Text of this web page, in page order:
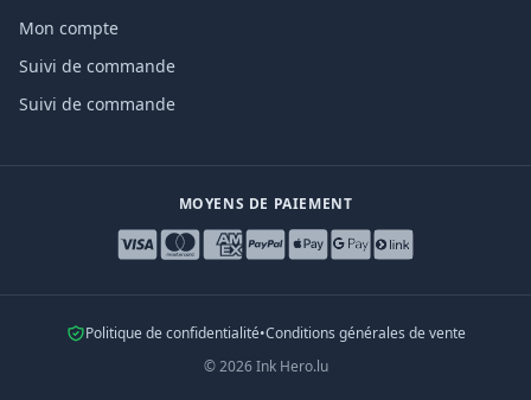
Mon compte
Suivi de commande
Suivi de commande
MOYENS DE PAIEMENT
Politique de confidentialité•Conditions générales de vente
©2026 Ink Hero.lu